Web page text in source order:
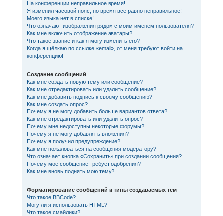
На конференции неправильное время!
Я изменил часовой пояс, но время всё равно неправильное!
Моего языка нет в списке!
Что означают изображения рядом с моим именем пользователя?
Как мне включить отображение аватары?
Что такое звание и как я могу изменить его?
Когда я щёлкаю по ссылке «email», от меня требуют войти на
конференцию!
Создание сообщений
Как мне создать новую тему или сообщение?
Как мне отредактировать или удалить сообщение?
Как мне добавить подпись к своему сообщению?
Как мне создать опрос?
Почему я не могу добавить больше вариантов ответа?
Как мне отредактировать или удалить опрос?
Почему мне недоступны некоторые форумы?
Почему я не могу добавлять вложения?
Почему я получил предупреждение?
Как мне пожаловаться на сообщения модератору?
Что означает кнопка «Сохранить» при создании сообщения?
Почему моё сообщение требует одобрения?
Как мне вновь поднять мою тему?
Форматирование сообщений и типы создаваемых тем
Что такое BBCode?
Могу ли я использовать HTML?
Что такое смайлики?